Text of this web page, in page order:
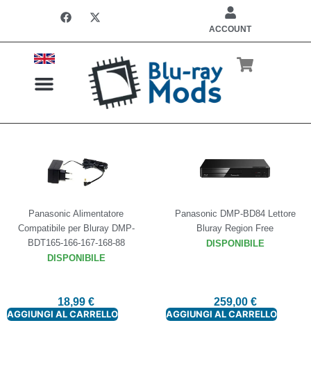
ACCOUNT
Panasonic Alimentatore
Compatibile per Bluray DMP-
BDT165-166-167-168-88
DISPONIBILE
18,99 €
AGGIUNGI AL CARRELLO
Panasonic DMP-BD84 Lettore
Bluray Region Free
DISPONIBILE
259,00 €
AGGIUNGI AL CARRELLO